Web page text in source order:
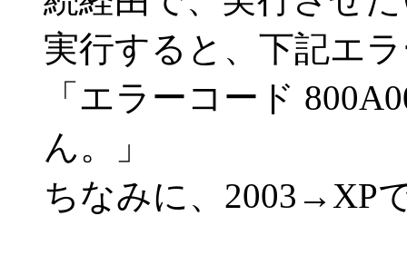
実行すると、下記エ
「エラーコード
ん。」
ちなみに、2003→XP